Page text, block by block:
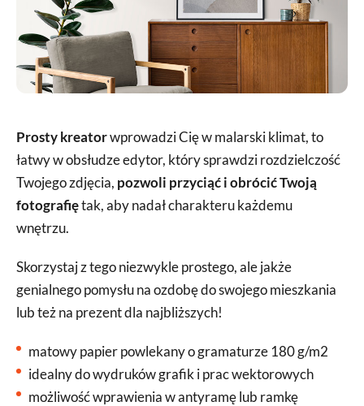
Prosty kreatorwprowadzi Cię w malarski klimat, to
łatwy w obsłudze edytor, który sprawdzi rozdzielczość
Twojego zdjęcia, pozwoli przyciąć i obrócić Twoją
fotografiętak, aby nadał charakteru każdemu
wnętrzu.
Skorzystaj z tego niezwykle prostego, ale jakże
genialnego pomysłu na ozdobę do swojego mieszkania
lub też na prezent dla najbliższych!
matowy papier powlekany o gramaturze 180 g/m2
idealny do wydruków grafik i prac wektorowych
możliwość wprawienia w antyramę lub ramkę